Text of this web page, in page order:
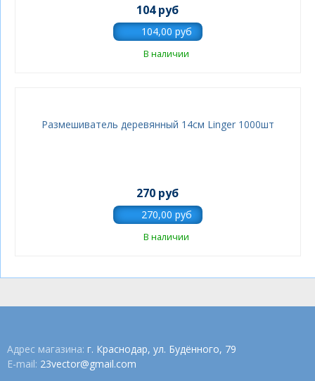
104 руб
В наличии
Размешиватель деревянный 14см Linger 1000шт
270 руб
В наличии
Адрес магазина: г. Краснодар, ул. Будённого, 79
E-mail: 23vector@gmail.com